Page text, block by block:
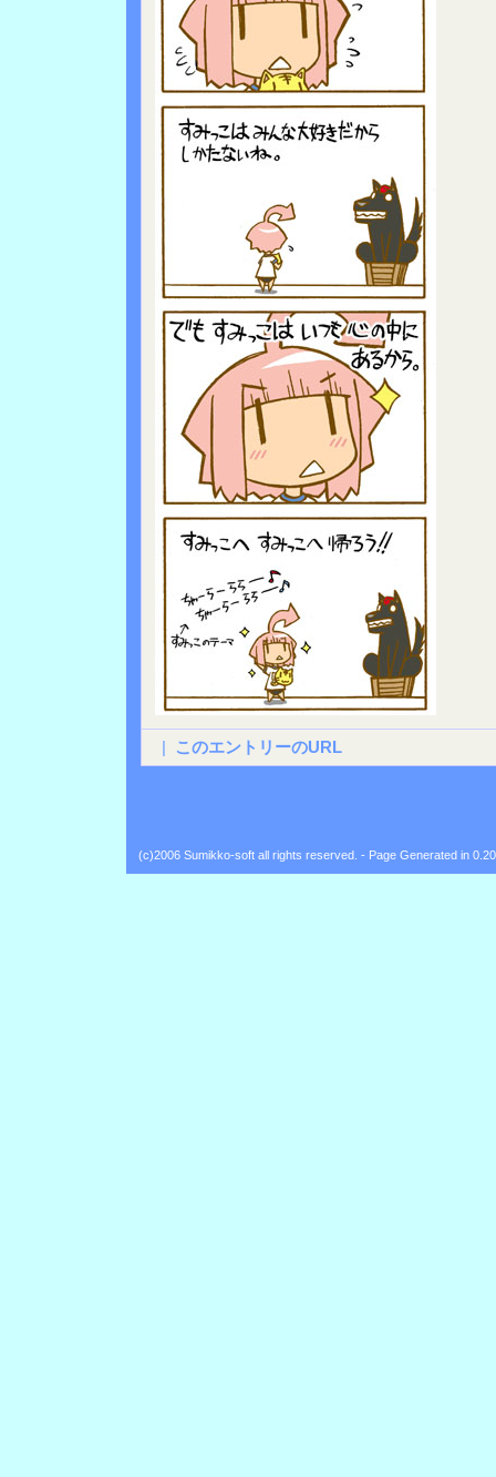
| このエントリーのURL
(c)2006 Sumikko-soft all rights reserved. - Page Generated in